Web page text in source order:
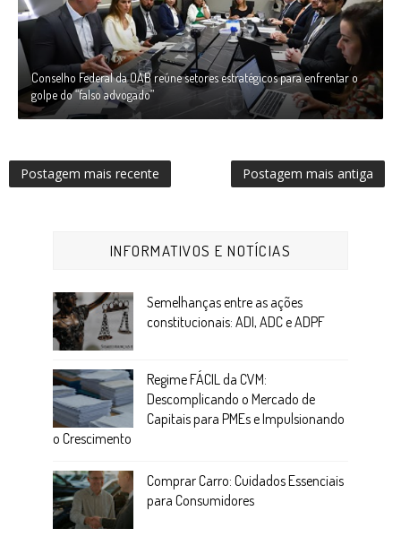
Conselho Federal da OAB reúne setores estratégicos para enfrentar o
golpe do “falso advogado”
Postagem mais recente Postagem mais antiga
INFORMATIVOS E NOTÍCIAS
Semelhanças entre as ações
constitucionais: ADI, ADC e ADPF
Regime FÁCIL da CVM:
Descomplicando o Mercado de
Capitais para PMEs e Impulsionando
o Crescimento
Comprar Carro: Cuidados Essenciais
para Consumidores